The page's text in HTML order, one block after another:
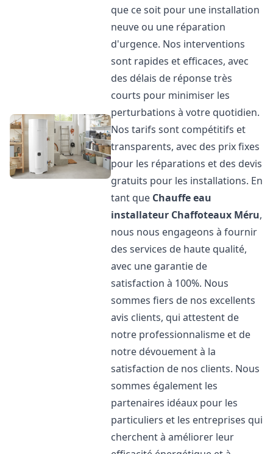
que ce soit pour une installation
neuve ou une réparation
d'urgence. Nos interventions
sont rapides et efficaces, avec
des délais de réponse très
courts pour minimiser les
perturbations à votre quotidien.
Nos tarifs sont compétitifs et
transparents, avec des prix fixes
pour les réparations et des devis
gratuits pour les installations. En
tant que Chauffe eau
installateur Chaffoteaux Méru,
nous nous engageons à fournir
des services de haute qualité,
avec une garantie de
satisfaction à 100%. Nous
sommes fiers de nos excellents
avis clients, qui attestent de
notre professionnalisme et de
notre dévouement à la
satisfaction de nos clients. Nous
sommes également les
partenaires idéaux pour les
particuliers et les entreprises qui
cherchent à améliorer leur